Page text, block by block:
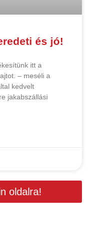
és jó!
itt a
– meséli a
kedvelt
jakabszállási
oldalra!